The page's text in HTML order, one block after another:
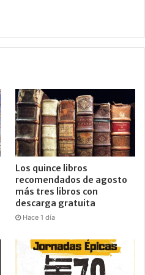
Los quince libros
recomendados de agosto
más tres libros con
descarga gratuita
Hace 1 día